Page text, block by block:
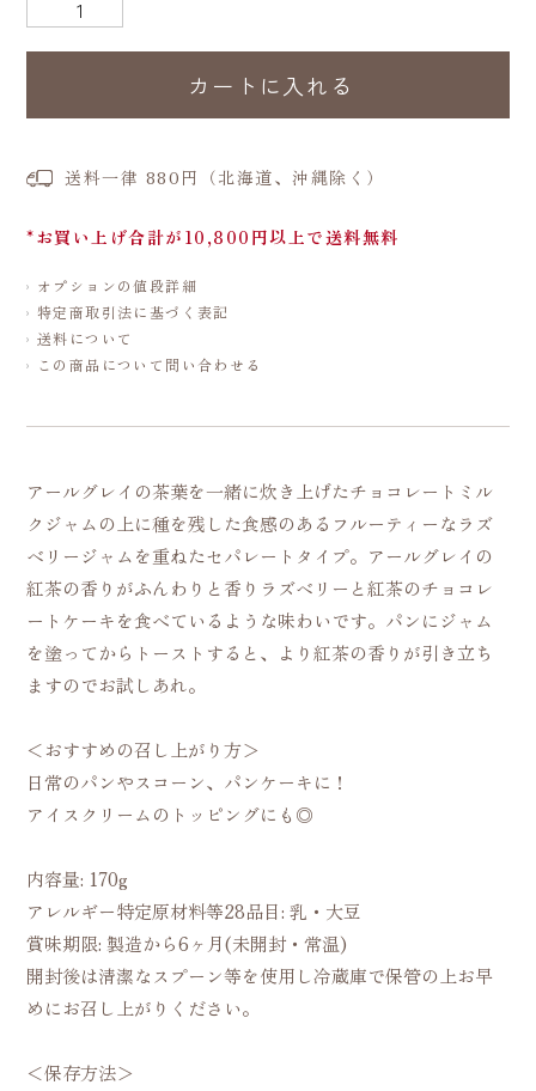
カートに入れる
送料一律 880円（北海道、沖縄除く）
*お買い上げ合計が10,800円以上で送料無料
オプションの値段詳細
特定商取引法に基づく表記
送料について
この商品について問い合わせる
アールグレイの茶葉を一緒に炊き上げたチョコレートミル
クジャムの上に種を残した食感のあるフルーティーなラズ
ベリージャムを重ねたセパレートタイプ。アールグレイの
紅茶の香りがふんわりと香りラズベリーと紅茶のチョコレ
ートケーキを食べているような味わいです。パンにジャム
を塗ってからトーストすると、より紅茶の香りが引き立ち
ますのでお試しあれ。
＜おすすめの召し上がり方＞
日常のパンやスコーン、パンケーキに！
アイスクリームのトッピングにも◎
内容量: 170g
アレルギー特定原材料等28品目: 乳・大豆
賞味期限: 製造から6ヶ月(未開封・常温)
開封後は清潔なスプーン等を使用し冷蔵庫で保管の上お早
めにお召し上がりください。
＜保存方法＞